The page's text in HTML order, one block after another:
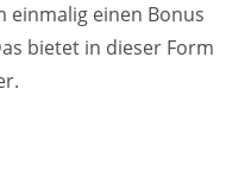
einmalig einen Bonus
bietet in dieser Form